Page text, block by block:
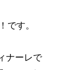
です。
ナーレで